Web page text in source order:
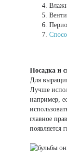
Посадка и
Для
Лучше
например,
главное
появляется